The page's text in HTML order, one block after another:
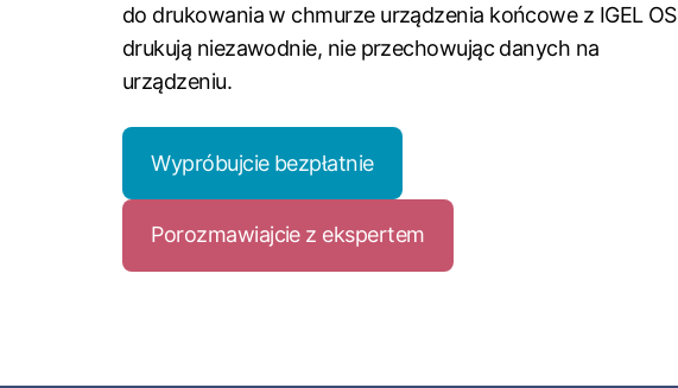
do drukowania w chmurze urządzenia końcowe z IGEL OS
drukują niezawodnie, nie przechowując danych na
urządzeniu.
Wypróbujcie bezpłatnie
Porozmawiajcie z ekspertem